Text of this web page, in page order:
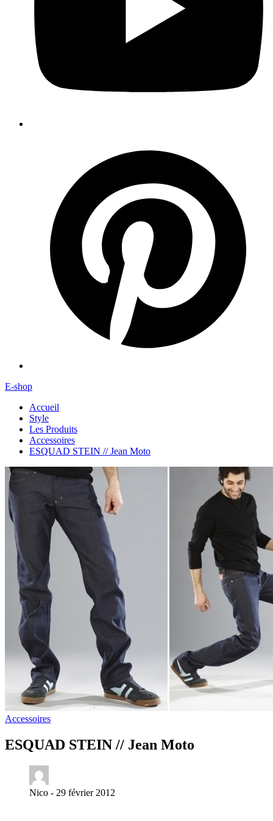
E-shop
Accueil
Style
Les Produits
Accessoires
ESQUAD STEIN // Jean Moto
Accessoires
ESQUAD STEIN // Jean Moto
Nico - 29 février 2012